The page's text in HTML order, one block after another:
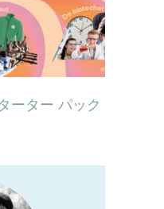
ーター パック